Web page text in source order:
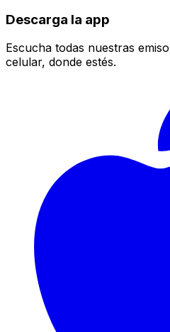
Descarga la app
Escucha todas nuestras
celular, donde estés.